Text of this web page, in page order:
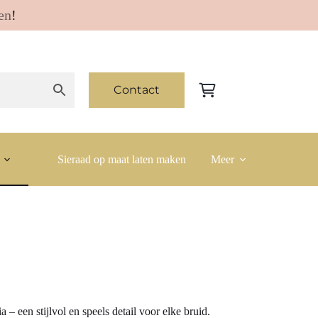
!
Contact Winkelwagen
Sieraad op maat laten maken Meer
– een stijlvol en speels detail voor elke bruid.